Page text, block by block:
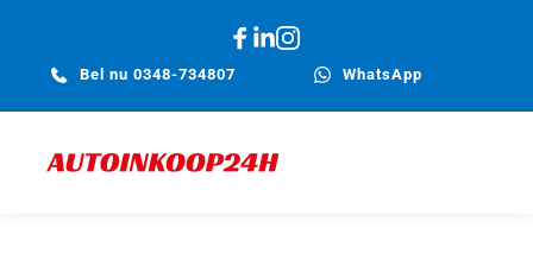
Bel nu 0348-734807 WhatsApp